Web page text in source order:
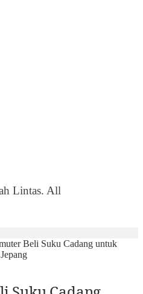
Lintas. All
Beli Suku Cadang untuk